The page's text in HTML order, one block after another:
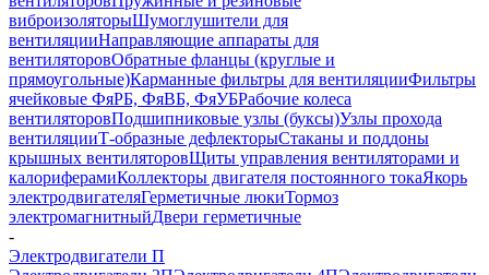
виброизоляторыШумоглушители для
вентиляцииНаправляющие аппараты для
вентиляторовОбратные фланцы (круглые и
прямоугольные)Карманные фильтры для вентиляцииФильтры
ячейковые ФяРБ, ФяВБ, ФяУБРабочие колеса
вентиляторовПодшипниковые узлы (буксы)Узлы прохода
вентиляцииТ-образные дефлекторыСтаканы и поддоны
крышных вентиляторовЩиты управления вентиляторами и
калориферамиКоллекторы двигателя постоянного токаЯкорь
электродвигателяГерметичные люкиТормоз
электромагнитныйДвери герметичные
-
Электродвигатели П